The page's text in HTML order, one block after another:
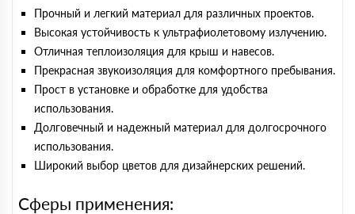
Прочный и легкий материал для различных проектов.
Высокая устойчивость к ультрафиолетовому излучению.
Отличная теплоизоляция для крыш и навесов.
Прекрасная звукоизоляция для комфортного пребывания.
Прост в установке и обработке для удобства
использования.
Долговечный и надежный материал для долгосрочного
использования.
Широкий выбор цветов для дизайнерских решений.
Сферы применения: